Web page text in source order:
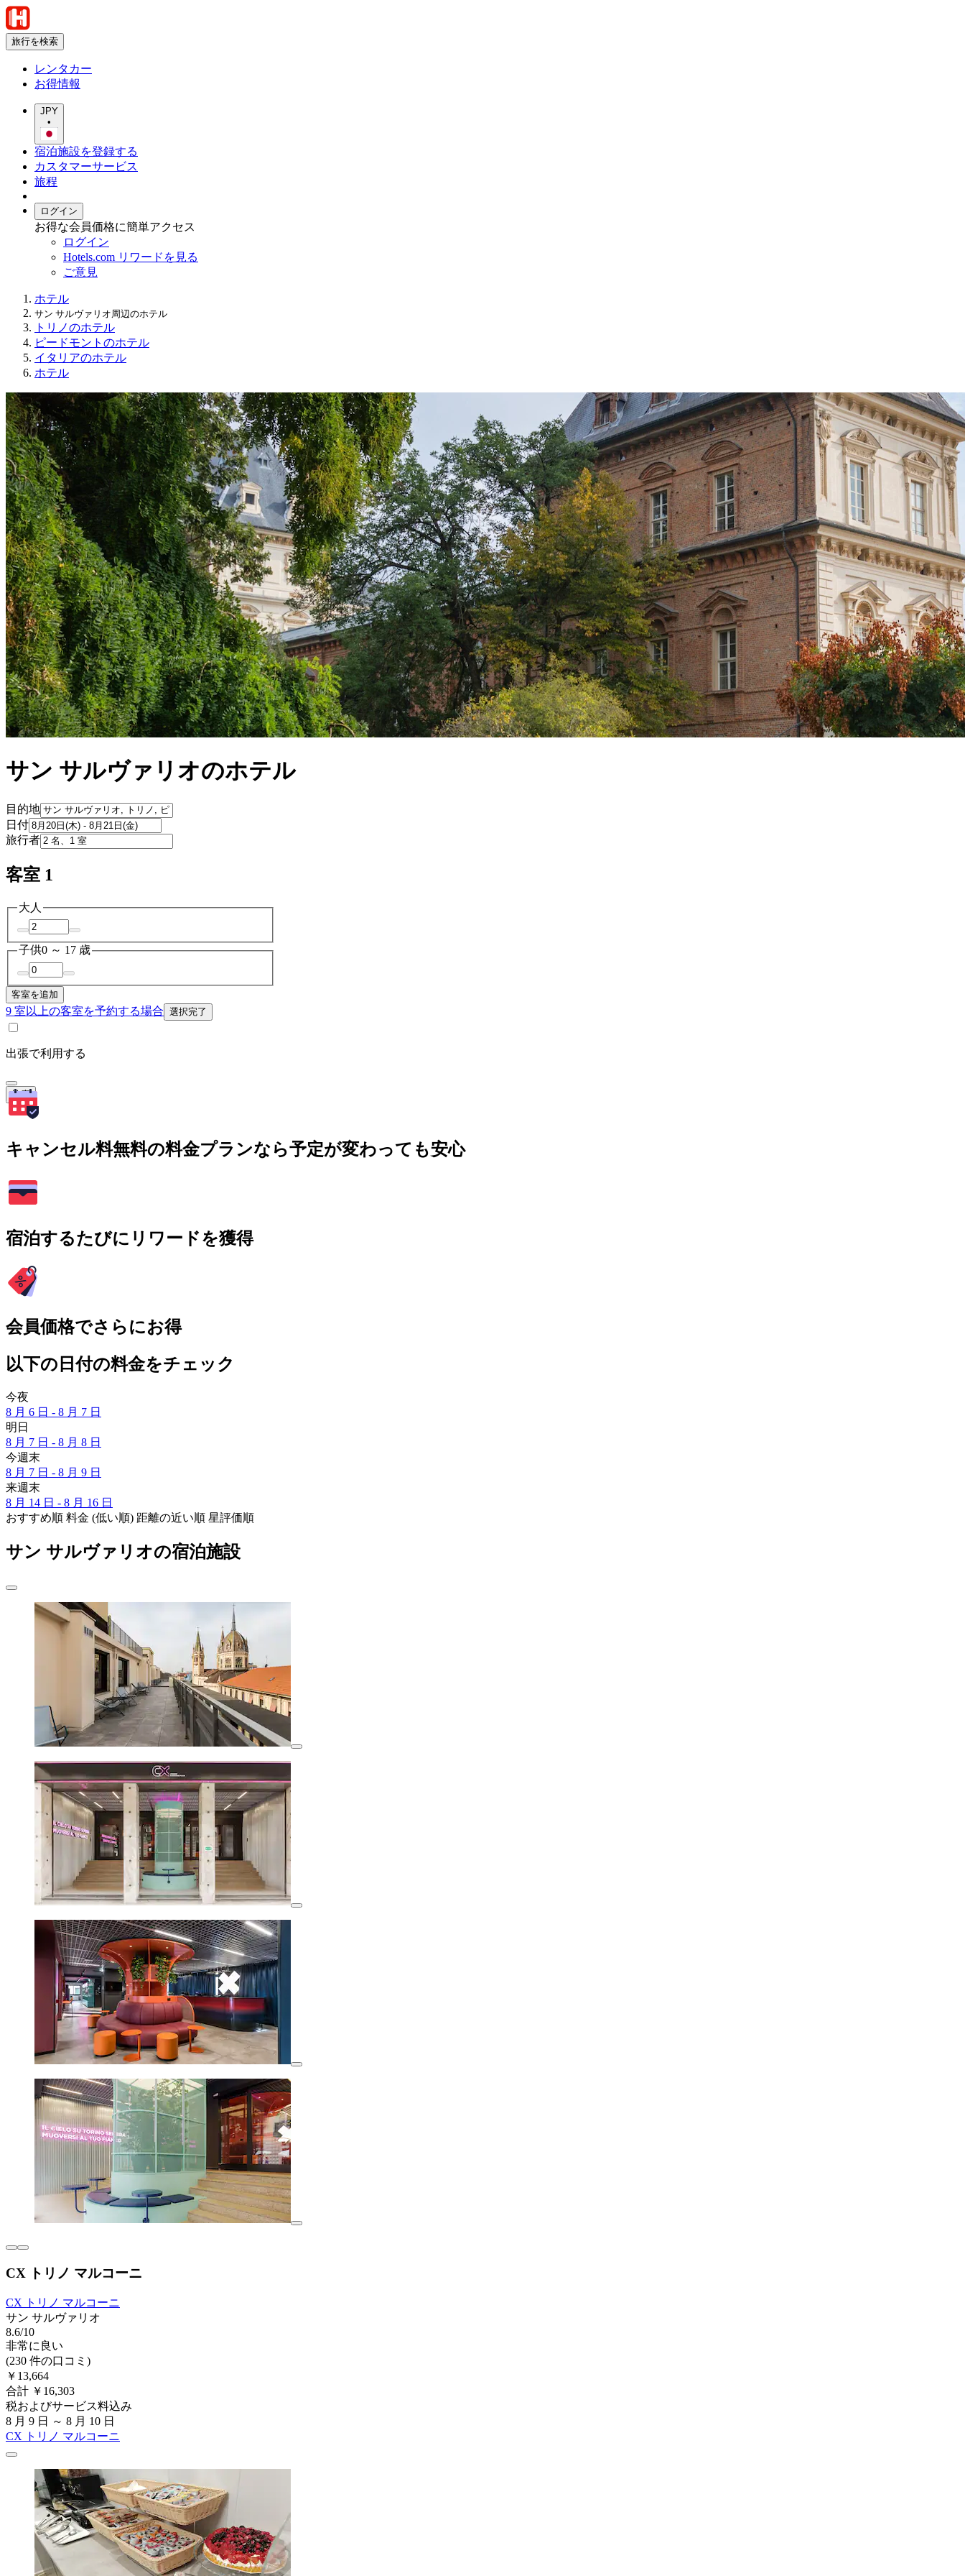
旅行を検索
レンタカー
お得情報
JPY
•
宿泊施設を登録する
カスタマーサービス
旅程
ログイン
お得な会員価格に簡単アクセス
ログイン
Hotels.com リワードを見る
ご意見
ホテル
サン サルヴァリオ周辺のホテル
トリノのホテル
ピードモントのホテル
イタリアのホテル
ホテル
サン サルヴァリオのホテル
目的地
日付
旅行者
客室 1
大人
子供0 ～ 17 歳
客室を追加
9 室以上の客室を予約する場合 選択完了
出張で利用する
検索
キャンセル料無料の料金プランなら予定が変わっても安心
宿泊するたびにリワードを獲得
会員価格でさらにお得
以下の日付の料金をチェック
今夜
8 月 6 日 - 8 月 7 日
明日
8 月 7 日 - 8 月 8 日
今週末
8 月 7 日 - 8 月 9 日
来週末
8 月 14 日 - 8 月 16 日
おすすめ順 料金 (低い順) 距離の近い順 星評価順
サン サルヴァリオの宿泊施設
CX トリノ マルコーニ
CX トリノ マルコーニ
サン サルヴァリオ
8.6/10
非常に良い
(230 件の口コミ)
￥13,664
合計 ￥16,303
税およびサービス料込み
8 月 9 日 ～ 8 月 10 日
CX トリノ マルコーニ